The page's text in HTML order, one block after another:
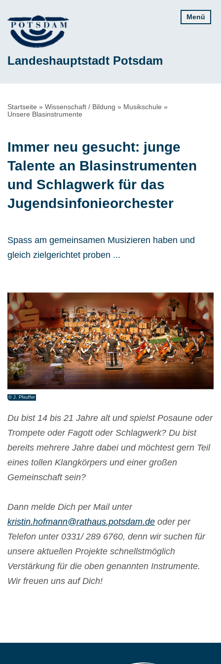
zum
Inhalt
Landeshauptstadt Potsdam
Menü
Pfadnavigation
Startseite Wissenschaft / Bildung
Musikschule
Unsere Blasinstrumente
Immer neu gesucht: junge
Talente an Blasinstrumenten
und Schlagwerk für das
Jugendsinfonieorchester
Spass am gemeinsamen Musizieren haben und
gleich zielgerichtet proben ...
© J. Pfeuffer
Du bist 14 bis 21 Jahre alt und spielst Posaune oder
Trompete oder Fagott oder Schlagwerk? Du bist
bereits mehrere Jahre dabei und möchtest gern Teil
eines tollen Klangkörpers und einer großen
Gemeinschaft sein?
Dann melde Dich per Mail unter
kristin.hofmann@rathaus.potsdam.de oder per
Telefon unter 0331/ 289 6760, denn wir suchen für
unsere aktuellen Projekte schnellstmöglich
Verstärkung für die oben genannten Instrumente.
Wir freuen uns auf Dich!